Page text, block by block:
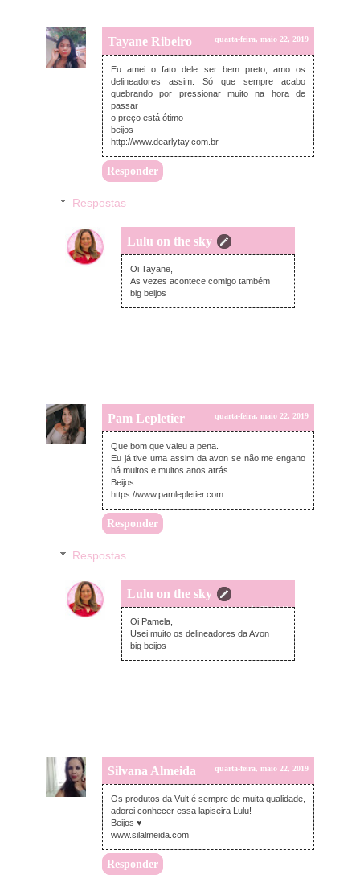
Tayane Ribeiro quarta-feira, maio 22, 2019
Eu amei o fato dele ser bem preto, amo os
delineadores assim. Só que sempre acabo
quebrando por pressionar muito na hora de
passar
o preço está ótimo
beijos
http://www.dearlytay.com.br
Responder
Respostas
Lulu on the sky
quarta-feira, maio 22, 2019
Oi Tayane,
As vezes acontece comigo também
big beijos
Pam Lepletier quarta-feira, maio 22, 2019
Que bom que valeu a pena.
Eu já tive uma assim da avon se não me engano
há muitos e muitos anos atrás.
Beijos
https://www.pamlepletier.com
Responder
Respostas
Lulu on the sky
quarta-feira, maio 22, 2019
Oi Pamela,
Usei muito os delineadores da Avon
big beijos
Silvana Almeida quarta-feira, maio 22, 2019
Os produtos da Vult é sempre de muita qualidade,
adorei conhecer essa lapiseira Lulu!
Beijos ♥
www.silalmeida.com
Responder